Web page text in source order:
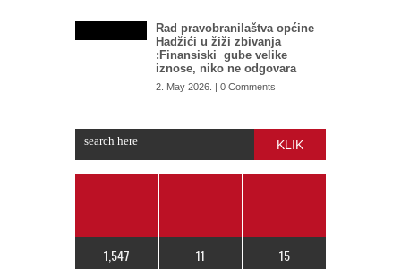
Rad pravobranilaštva općine
Hadžići u žiži zbivanja
:Finansiski gube velike
iznose, niko ne odgovara
2. May 2026. | 0 Comments
KLIK
1,547 11 15